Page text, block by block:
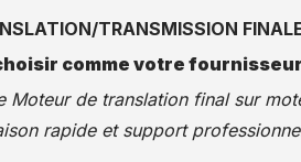
TRANSMISSION
comme votre
Moteur de translation final sur
rapide et support